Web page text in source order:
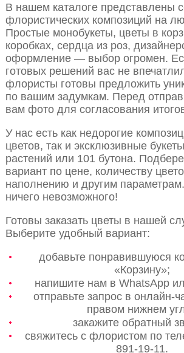
В нашем каталоге представлены
флористических композиций на
Простые монобукеты, цветы в
коробках, сердца из роз,
оформление — выбор огромен.
готовых решений вас не
флористы готовы предложить
по вашим задумкам. Перед
вам фото для согласования
У нас есть как недорогие
цветов, так и эксклюзивные
растений или 101 бутона.
вариант по цене, количеству
наполнению и другим
ничего невозможного!
Готовы заказать цветы в нашей
Выберите удобный вариант:
добавьте понравившуюся
«Корзину»;
напишите нам в WhatsApp
отправьте запрос в онлайн-
правом нижнем
закажите обратный
свяжитесь с флористом по
891-19-11.